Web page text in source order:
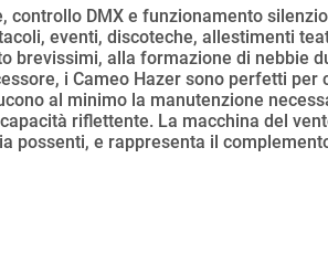
DMX e funzionamento
eventi, discoteche, allestimenti
brevissimi, alla formazione di nebbie
i Cameo Hazer sono perfetti
al minimo la manutenzione
riflettente. La macchina del
possenti, e rappresenta il